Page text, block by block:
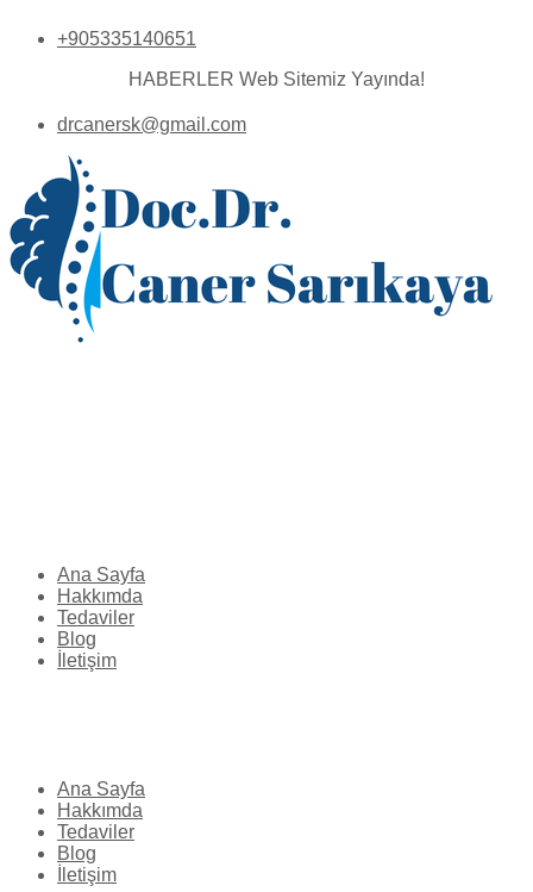
+905335140651
HABERLER Web Sitemiz Yayında!
drcanersk@gmail.com
Ana Sayfa
Hakkımda
Tedaviler
Blog
İletişim
Ana Sayfa
Hakkımda
Tedaviler
Blog
İletişim